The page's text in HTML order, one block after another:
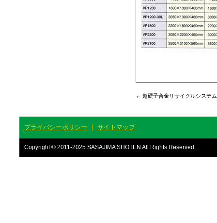
← 超硬子合金リサイクルシステム
プライバシーポリシー ｜ サイトマップ
Copyright © 2011-2025 SASAJIMA SHOTEN All Rights Reserved.